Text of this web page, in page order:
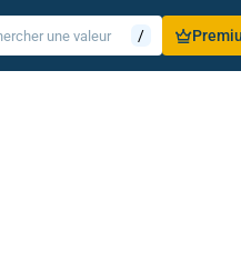
/